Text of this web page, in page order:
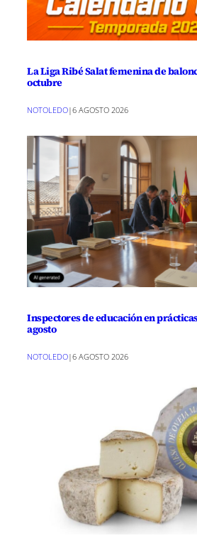
La Liga Ribé Salat femenina de
octubre
NOTOLEDO|6 AGOSTO 2026
Inspectores de educación en
agosto
NOTOLEDO|6 AGOSTO 2026